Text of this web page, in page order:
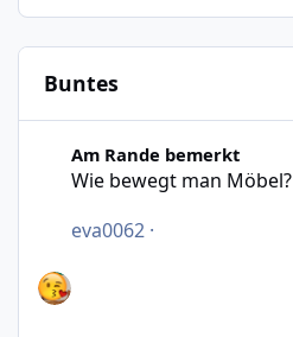
Buntes
Am Rande bemerkt
Wie bewegt man Möbel?
eva0062 ·